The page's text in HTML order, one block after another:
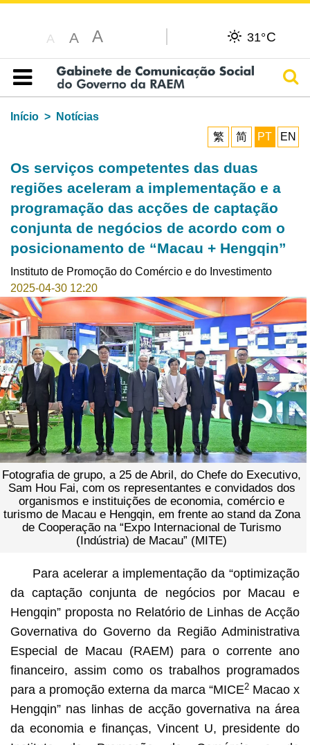
A A A 31°C
Índice
Início
Notícias
繁
简 PT EN
Os serviços competentes das duas
regiões aceleram a implementação e a
programação das acções de captação
conjunta de negócios de acordo com o
posicionamento de “Macau + Hengqin”
Instituto de Promoção do Comércio e do Investimento
2025-04-30 12:20
Fotografia de grupo, a 25 de Abril, do Chefe do Executivo,
Sam Hou Fai, com os representantes e convidados dos
organismos e instituições de economia, comércio e
turismo de Macau e Hengqin, em frente ao stand da Zona
de Cooperação na “Expo Internacional de Turismo
(Indústria) de Macau” (MITE)
Para acelerar a implementação da “optimização
da captação conjunta de negócios por Macau e
Hengqin” proposta no Relatório de Linhas de Acção
Governativa do Governo da Região Administrativa
Especial de Macau (RAEM) para o corrente ano
financeiro, assim como os trabalhos programados
para a promoção externa da marca “MICE2Macao x
Hengqin” nas linhas de acção governativa na área
da economia e finanças, Vincent U, presidente do